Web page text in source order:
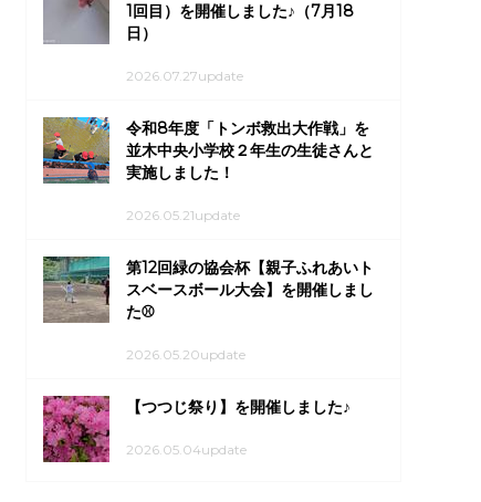
1回目）を開催しました♪（7月18
日）
2026.07.27update
令和8年度「トンボ救出大作戦」を
並木中央小学校２年生の生徒さんと
実施しました！
2026.05.21update
第12回緑の協会杯【親子ふれあいト
スベースボール大会】を開催しまし
た⚾
2026.05.20update
【つつじ祭り】を開催しました♪
2026.05.04update